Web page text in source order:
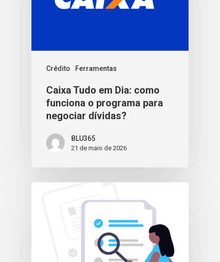
Crédito Ferramentas
Caixa Tudo em Dia: como
funciona o programa para
negociar dívidas?
BLU365
21 de maio de 2026